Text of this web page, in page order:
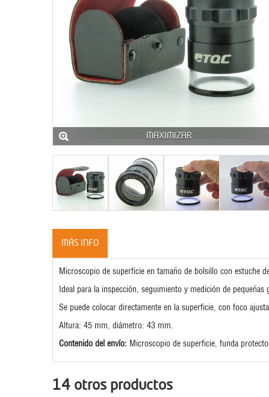
MAXIMIZAR
MÁS INFO
Microscopio de superficie en tamaño de bolsillo con estuche
Ideal para la inspección, seguimiento y medición de pequeñas
Se puede colocar directamente en la superficie, con foco
Altura: 45 mm, diámetro: 43 mm.
Contenido del envío: Microscopio de superficie, funda
14 otros productos